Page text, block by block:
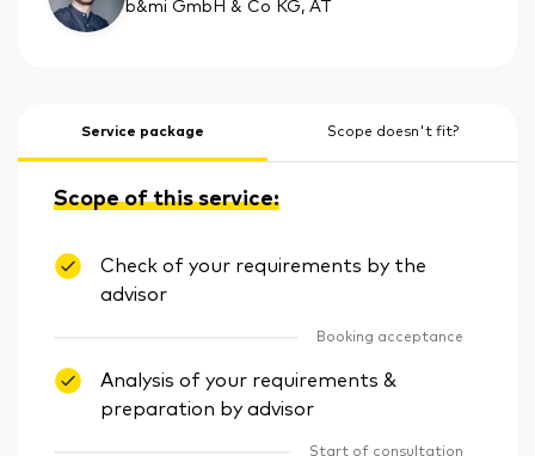
b&mi GmbH & Co KG, AT
Service package Scope doesn't fit?
Scope of this service:
Check of your requirements by the
advisor
Booking acceptance
Analysis of your requirements &
preparation by advisor
Start of consultation